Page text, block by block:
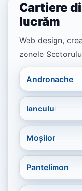
Cartiere
lucrăm
Web design,
zonele
Andronache
Iancului
Moșilor
Pantelimon